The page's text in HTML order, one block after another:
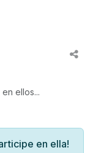
ellos...
en ella!